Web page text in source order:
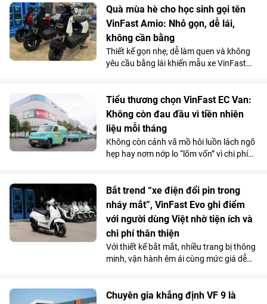
chuyến đi xa.
Quà mùa hè cho học sinh gọi tên
VinFast Amio: Nhỏ gọn, dễ lái,
không cần bằng
Thiết kế gọn nhẹ, dễ làm quen và không
yêu cầu bằng lái khiến mẫu xe VinFast
hàng có nhu cầu di chuyển cự ly ngắn.
Tiểu thương chọn VinFast EC Van:
Không còn đau đầu vì tiền nhiên
liệu mỗi tháng
Không còn cảnh vã mồ hôi luồn lách ngõ
hẹp hay nơm nớp lo “lõm vốn” vì chi phí
coi đây là “cỗ máy sinh lời”.
Bắt trend “xe điện đổi pin trong
nháy mắt”, VinFast Evo ghi điểm
với người dùng Việt nhờ tiện ích và
chi phí thân thiện
Với thiết kế bắt mắt, nhiều trang bị thông
minh, vận hành êm ái cùng mức giá dễ
Chuyên gia khẳng định VF 9 là